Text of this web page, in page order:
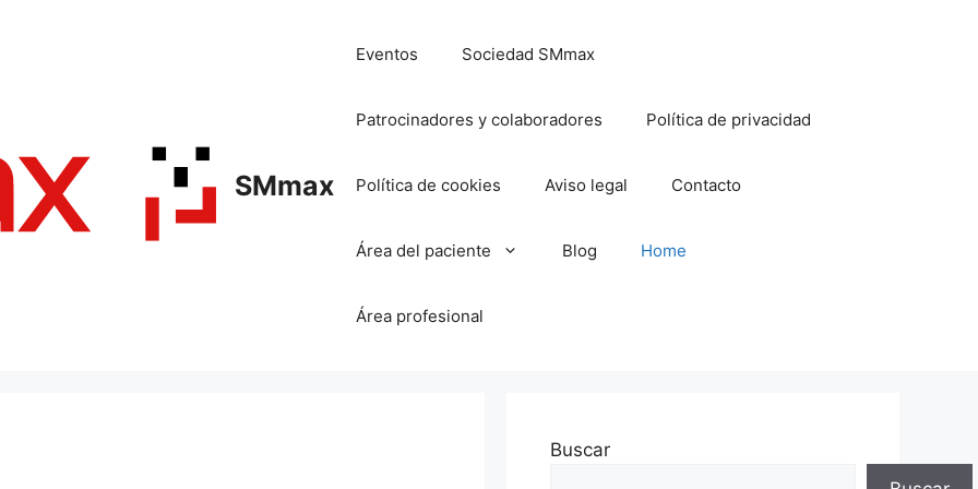
SMmax
Eventos Sociedad SMmax
Patrocinadores y colaboradores Política de privacidad
Política de cookies Aviso legal Contacto
Área del paciente Blog Home
Área profesional
Buscar